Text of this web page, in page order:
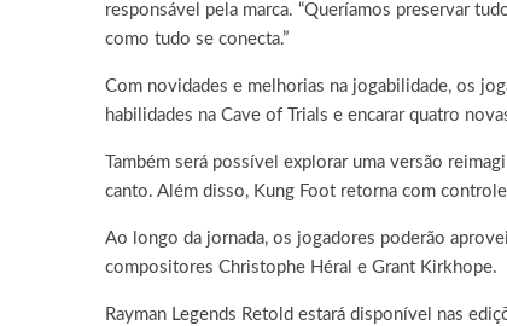
responsável pela marca. “Queríamos preservar
como tudo se conecta.”
Com novidades e melhorias na jogabilidade, os
habilidades na Cave of Trials e encarar quatro
Também será possível explorar uma versão
canto. Além disso, Kung Foot retorna com
Ao longo da jornada, os jogadores poderão
compositores Christophe Héral e Grant Kirkhope.
Rayman Legends Retold estará disponível nas